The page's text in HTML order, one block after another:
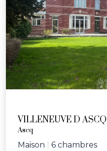
VILLENEUVE D ASCQ
Ascq
Maison 6 chambres